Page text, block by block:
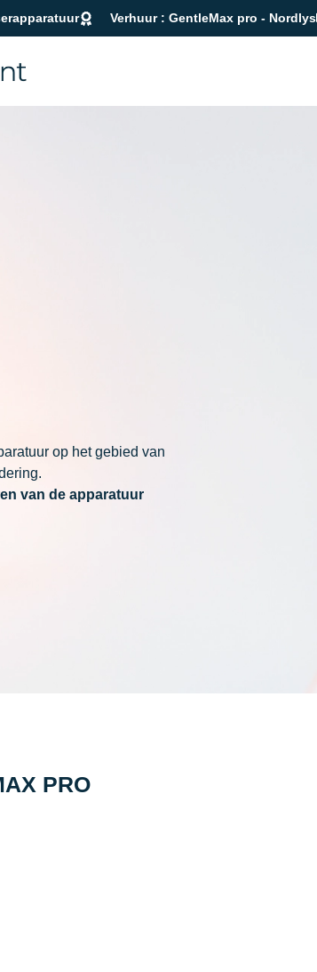
Verhuur : GentleMax pro - Nordlys
op het gebied van
van de apparatuur
PRO